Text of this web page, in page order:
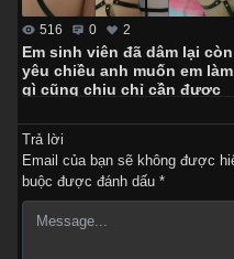
516 0 2
Em sinh viên đã dâm lại còn
yêu chiều anh muốn em làm
gì cũng chịu chỉ cần được
Trả lời
Email của bạn sẽ không được
buộc được đánh dấu *